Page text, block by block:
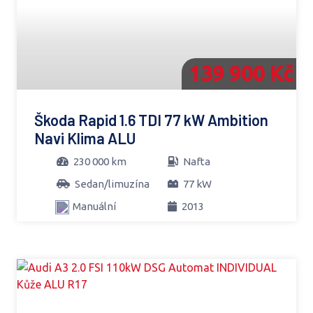
139 900 Kč
Škoda Rapid 1.6 TDI 77 kW Ambition
Navi Klima ALU
230 000 km
Nafta
Sedan/limuzína
77 kW
Manuální
2013